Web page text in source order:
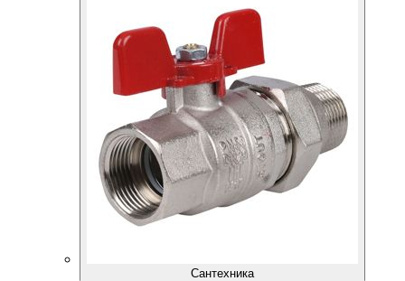
Сантехника